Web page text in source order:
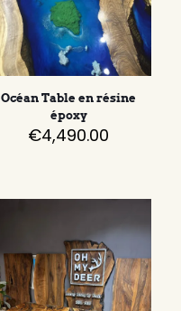
Océan Table en résine
époxy
€4,490.00